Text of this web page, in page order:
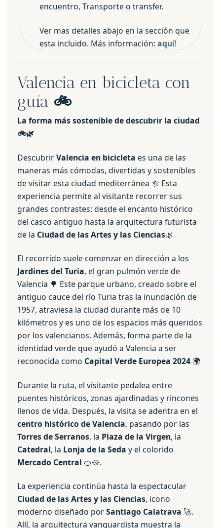
encuentro, Transporte o transfer.
Ver mas detalles abajo en la sección que
esta incluido. Más información: aquí!
Valencia en bicicleta con
guía 🚲
La forma más sostenible de descubrir la ciudad
🚲🌿
DescubrirValencia en bicicleta es una de las
maneras más cómodas, divertidas y sostenibles
de visitar esta ciudad mediterránea 🌞 Esta
experiencia permite al visitante recorrer sus
grandes contrastes: desde el encanto histórico
del casco antiguo hasta la arquitectura futurista
de la Ciudad de las Artes y las Ciencias🌿
El recorrido suele comenzar en dirección a los
Jardines del Turia, el gran pulmón verde de
Valencia 🌳 Este parque urbano, creado sobre el
antiguo cauce del río Turia tras la inundación de
1957, atraviesa la ciudad durante más de 10
kilómetros y es uno de los espacios más queridos
por los valencianos. Además, forma parte de la
identidad verde que ayudó a Valencia a ser
reconocida como Capital Verde Europea 2024 🌍
Durante la ruta, el visitante pedalea entre
puentes históricos, zonas ajardinadas y rincones
llenos de vida. Después, la visita se adentra en el
centro histórico de Valencia, pasando por las
Torres de Serranos, la Plaza de la Virgen, la
Catedral, la Lonja de la Seda y el colorido
Mercado Central 🍊🥘.
La experiencia continúa hasta la espectacular
Ciudad de las Artes y las Ciencias, icono
moderno diseñado porSantiago Calatrava 🚀.
Allí, la arquitectura vanguardista muestra la